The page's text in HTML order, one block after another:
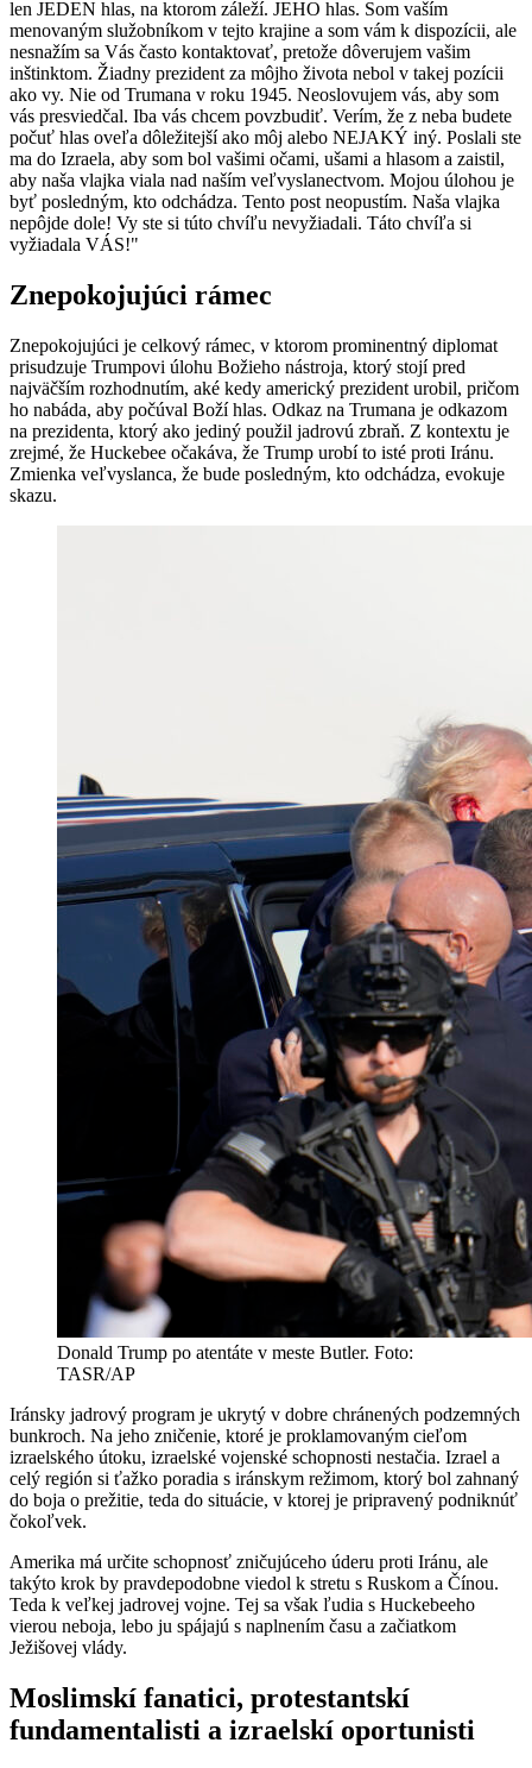
len JEDEN hlas, na ktorom záleží. JEHO hlas. Som vaším
menovaným služobníkom v tejto krajine a som vám k dispozícii, ale
nesnažím sa Vás často kontaktovať, pretože dôverujem vašim
inštinktom. Žiadny prezident za môjho života nebol v takej pozícii
ako vy. Nie od Trumana v roku 1945. Neoslovujem vás, aby som
vás presviedčal. Iba vás chcem povzbudiť. Verím, že z neba budete
počuť hlas oveľa dôležitejší ako môj alebo NEJAKÝ iný. Poslali ste
ma do Izraela, aby som bol vašimi očami, ušami a hlasom a zaistil,
aby naša vlajka viala nad naším veľvyslanectvom. Mojou úlohou je
byť posledným, kto odchádza. Tento post neopustím. Naša vlajka
nepôjde dole! Vy ste si túto chvíľu nevyžiadali. Táto chvíľa si
vyžiadala VÁS!"
Znepokojujúci rámec
Znepokojujúci je celkový rámec, v ktorom prominentný diplomat
prisudzuje Trumpovi úlohu Božieho nástroja, ktorý stojí pred
najväčším rozhodnutím, aké kedy americký prezident urobil, pričom
ho nabáda, aby počúval Boží hlas. Odkaz na Trumana je odkazom
na prezidenta, ktorý ako jediný použil jadrovú zbraň. Z kontextu je
zrejmé, že Huckebee očakáva, že Trump urobí to isté proti Iránu.
Zmienka veľvyslanca, že bude posledným, kto odchádza, evokuje
skazu.
Donald Trump po atentáte v meste Butler. Foto:
TASR/AP
Iránsky jadrový program je ukrytý v dobre chránených podzemných
bunkroch. Na jeho zničenie, ktoré je proklamovaným cieľom
izraelského útoku, izraelské vojenské schopnosti nestačia. Izrael a
celý región si ťažko poradia s iránskym režimom, ktorý bol zahnaný
do boja o prežitie, teda do situácie, v ktorej je pripravený podniknúť
čokoľvek.
Amerika má určite schopnosť zničujúceho úderu proti Iránu, ale
takýto krok by pravdepodobne viedol k stretu s Ruskom a Čínou.
Teda k veľkej jadrovej vojne. Tej sa však ľudia s Huckebeeho
vierou neboja, lebo ju spájajú s naplnením času a začiatkom
Ježišovej vlády.
Moslimskí fanatici, protestantskí
fundamentalisti a izraelskí oportunisti